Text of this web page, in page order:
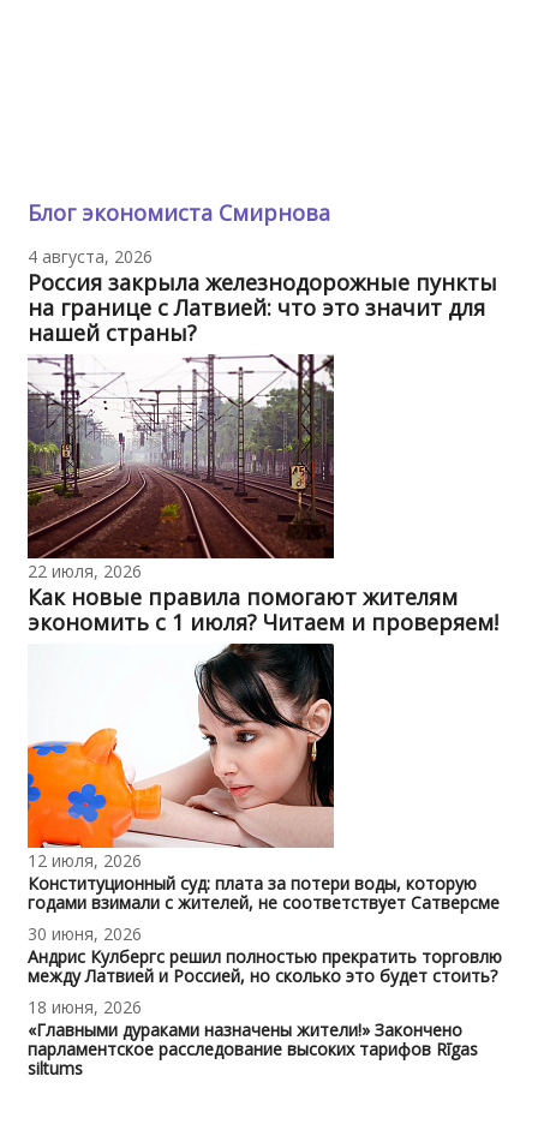
Блог экономиста Смирнова
4 августа, 2026
Россия закрыла железнодорожные пункты
на границе с Латвией: что это значит для
нашей страны?
22 июля, 2026
Как новые правила помогают жителям
экономить с 1 июля? Читаем и проверяем!
12 июля, 2026
Конституционный суд: плата за потери воды, которую
годами взимали с жителей, не соответствует Сатверсме
30 июня, 2026
Андрис Кулбергс решил полностью прекратить торговлю
между Латвией и Россией, но сколько это будет стоить?
18 июня, 2026
«Главными дураками назначены жители!» Закончено
парламентское расследование высоких тарифов Rīgas
siltums